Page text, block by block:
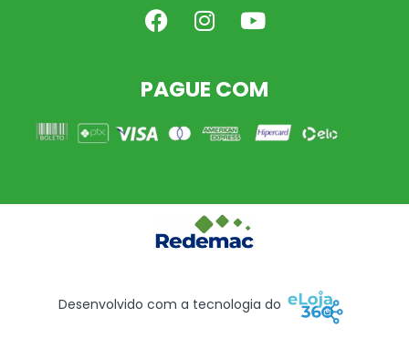
PAGUE COM
Desenvolvido com a tecnologia do